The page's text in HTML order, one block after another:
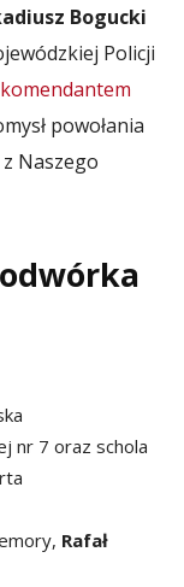
Bogucki
Policji
powołania
Naszego
nr 7 oraz schola
Rafał